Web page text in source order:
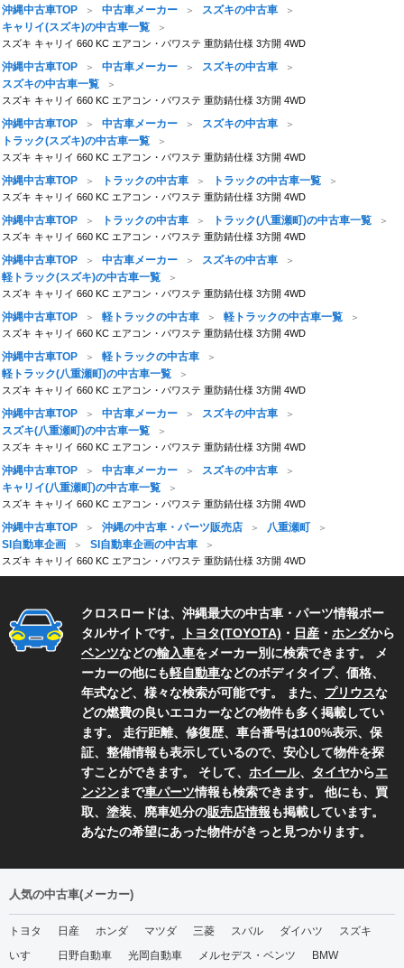
沖縄中古車TOP 中古車メーカー
スズキの中古車
キャリイ(スズキ)の中古車一覧
スズキ キャリイ 660 KC エアコン・パワステ 重防錆仕様 3方開 4WD
沖縄中古車TOP 中古車メーカー
スズキの中古車
スズキの中古車一覧
スズキ キャリイ 660 KC エアコン・パワステ 重防錆仕様 3方開 4WD
沖縄中古車TOP 中古車メーカー
スズキの中古車
トラック(スズキ)の中古車一覧
スズキ キャリイ 660 KC エアコン・パワステ 重防錆仕様 3方開 4WD
沖縄中古車TOP トラックの中古車 トラックの中古車一覧
スズキ キャリイ 660 KC エアコン・パワステ 重防錆仕様 3方開 4WD
沖縄中古車TOP トラックの中古車 トラック(八重瀬町)の中古車一覧
スズキ キャリイ 660 KC エアコン・パワステ 重防錆仕様 3方開 4WD
沖縄中古車TOP 中古車メーカー
スズキの中古車
軽トラック(スズキ)の中古車一覧
スズキ キャリイ 660 KC エアコン・パワステ 重防錆仕様 3方開 4WD
沖縄中古車TOP 軽トラックの中古車 軽トラックの中古車一覧
スズキ キャリイ 660 KC エアコン・パワステ 重防錆仕様 3方開 4WD
沖縄中古車TOP
軽トラックの中古車
軽トラック(八重瀬町)の中古車一覧
スズキ キャリイ 660 KC エアコン・パワステ 重防錆仕様 3方開 4WD
沖縄中古車TOP 中古車メーカー
スズキの中古車
スズキ(八重瀬町)の中古車一覧
スズキ キャリイ 660 KC エアコン・パワステ 重防錆仕様 3方開 4WD
沖縄中古車TOP 中古車メーカー
スズキの中古車
キャリイ(八重瀬町)の中古車一覧
スズキ キャリイ 660 KC エアコン・パワステ 重防錆仕様 3方開 4WD
沖縄中古車TOP 沖縄の中古車・パーツ販売店
八重瀬町
SI自動車企画
SI自動車企画の中古車
スズキ キャリイ 660 KC エアコン・パワステ 重防錆仕様 3方開 4WD
クロスロードは、沖縄最大の中古車・パーツ情報ポー
タルサイトです。
トヨタ(TOYOTA) ・ 日産 ・ ホンダから
ベンツなどの輸入車をメーカー別に検索できます。 メ
ーカーの他にも軽自動車などのボディタイプ、価格、
年式など、様々な検索が可能です。 また、 プリウスな
どの燃費の良いエコカーなどの物件も多く掲載してい
ます。 走行距離、修復歴、車台番号は100%表示、保
証、整備情報も表示しているので、安心して物件を探
すことができます。 そして、 ホイール、 タイヤからエ
ンジンまで車パーツ情報も検索できます。 他にも、買
取、塗装、廃車処分の販売店情報も掲載しています。
あなたの希望にあった物件がきっと見つかります。
人気の中古車(メーカー)
トヨタ 日産 ホンダ マツダ 三菱 スバル ダイハツ
スズキ
いすゞ
日野自動車 光岡自動車 メルセデス・ベンツ
BMW